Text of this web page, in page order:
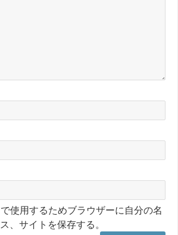
使用するためブラウザーに自分の名
、サイトを保存する。